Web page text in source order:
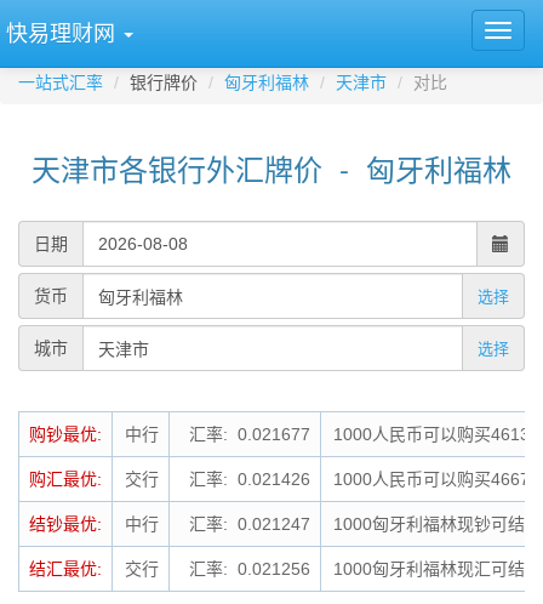
快易理财网
一站式汇率 银行牌价 匈牙利福林 天津市 对比
天津市各银行外汇牌价 - 匈牙利福林
日期
货币 选择
城市 选择
购钞最优: 中行 汇率: 0.021677 1000人民币可以购买
购汇最优: 交行 汇率: 0.021426 1000人民币可以购买
结钞最优: 中行 汇率: 0.021247 1000匈牙利福林现钞可结
结汇最优: 交行 汇率: 0.021256 1000匈牙利福林现汇可结